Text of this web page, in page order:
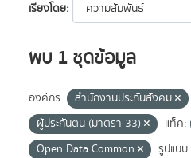
เรียงโดย
พบ 1 ชุดข้อมูล
องค์กร: สำนักงานประกันสังคม
ผู้ประกันตน (มาตรา 33)
แท็ค:
Open Data Common
รูปแบบ: